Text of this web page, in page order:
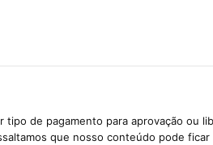
de pagamento para aprovação ou
que nosso conteúdo pode